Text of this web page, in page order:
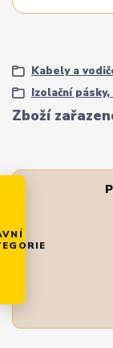
Zboží
Kabely a
Izolační